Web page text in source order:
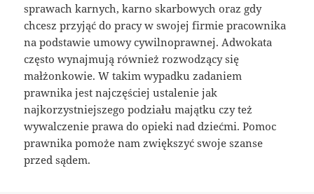
sprawach karnych, karno skarbowych oraz gdy
chcesz przyjąć do pracy w swojej firmie pracownika
na podstawie umowy cywilnoprawnej. Adwokata
często wynajmują również rozwodzący się
małżonkowie. W takim wypadku zadaniem
prawnika jest najczęściej ustalenie jak
najkorzystniejszego podziału majątku czy też
wywalczenie prawa do opieki nad dziećmi. Pomoc
prawnika pomoże nam zwiększyć swoje szanse
przed sądem.